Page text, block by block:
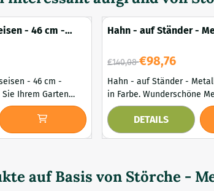
- 46 cm -
- 46 cm -
wunderschönen
einen Hauch von
als Dekoration
sie wird
Hahn - auf Ständer -
Von 140,08 für 98,76
€140,08€98,76
Hahn - auf Ständer -
in Farbe. Wunderschöne Metallstatue eines
Hahns in leuchtenden
steht auf einem edlen
Stabilität und eine
dekorativer Blickfang für
Lieferumfa...
DETAILS
auf Basis von Störche -